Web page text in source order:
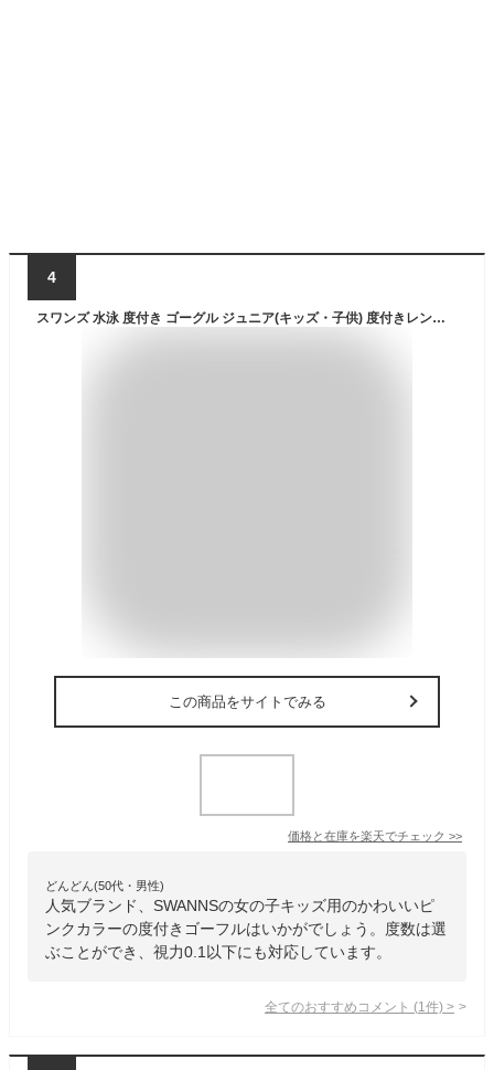
4
スワンズ 水泳 度付き ゴーグル ジュニア(キッズ・子供) 度付きレンズ SWCL-29 PIN 度付きレンズ用 パーツセット PS-29 PIN 度数 選べる SWANS
この商品をサイトでみる
価格と在庫を楽天でチェック >>
どんどん(50代・男性)
人気ブランド、SWANNSの女の子キッズ用のかわいいピ
ンクカラーの度付きゴーフルはいかがでしょう。度数は選
ぶことができ、視力0.1以下にも対応しています。
全てのおすすめコメント (1 件) >